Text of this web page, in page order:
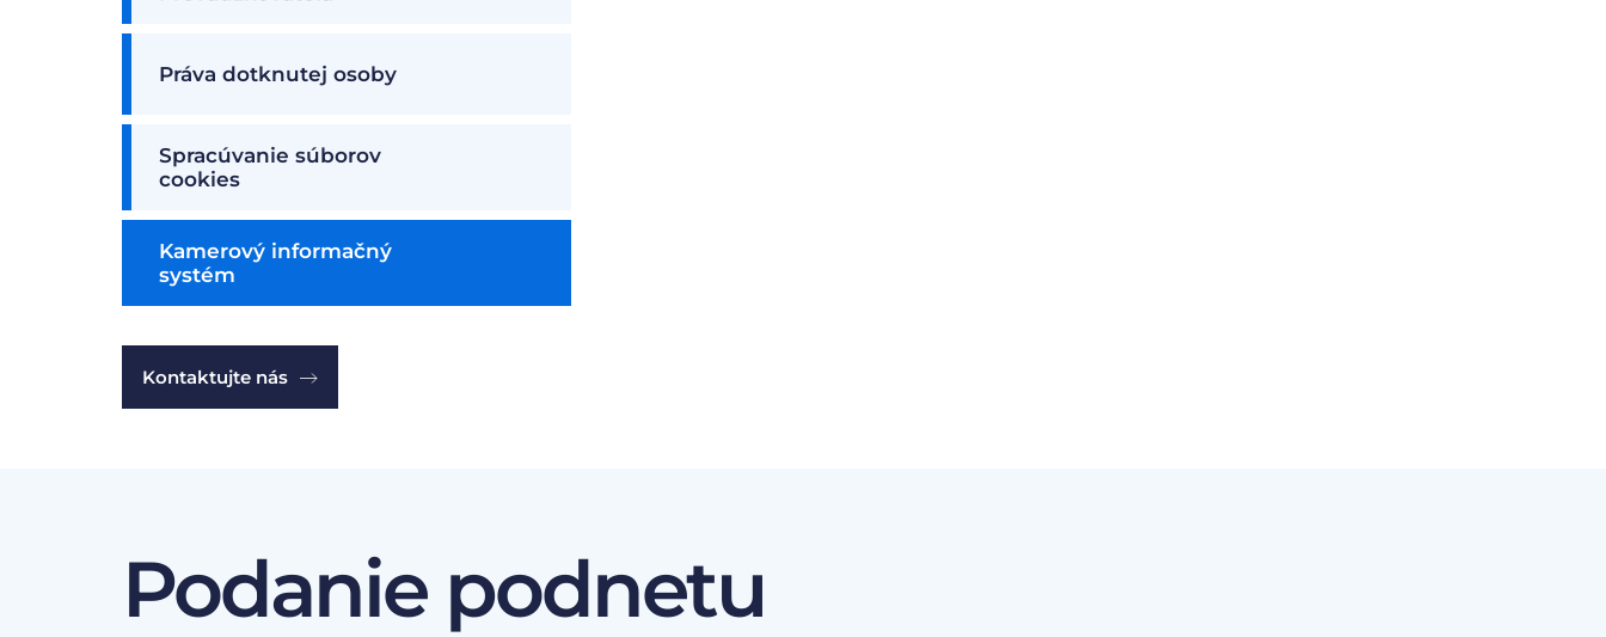
Práva dotknutej osoby
Spracúvanie súborov
cookies
Kamerový informačný
systém
Kontaktujte nás
Podanie podnetu